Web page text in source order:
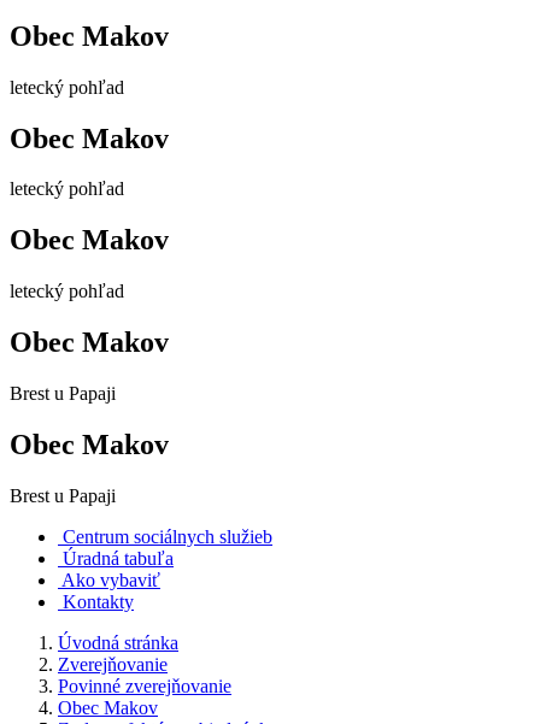
Obec Makov
letecký pohľad
Obec Makov
letecký pohľad
Obec Makov
letecký pohľad
Obec Makov
Brest u Papaji
Obec Makov
Brest u Papaji
Centrum sociálnych služieb
Úradná tabuľa
Ako vybaviť
Kontakty
Úvodná stránka
Zverejňovanie
Povinné zverejňovanie
Obec Makov